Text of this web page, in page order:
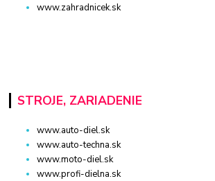
www.zahradnicek.sk
STROJE, ZARIADENIE
www.auto-diel.sk
www.auto-techna.sk
www.moto-diel.sk
www.profi-dielna.sk